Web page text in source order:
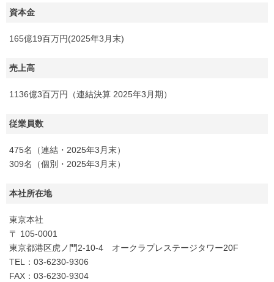
資本金
165億19百万円(2025年3月末)
売上高
1136億3百万円（連結決算 2025年3月期）
従業員数
475名（連結・2025年3月末）
309名（個別・2025年3月末）
本社所在地
東京本社
〒 105-0001
東京都港区虎ノ門2-10-4 オークラプレステージタワー20F
TEL：03-6230-9306
FAX：03-6230-9304